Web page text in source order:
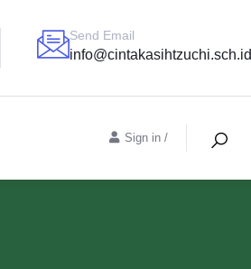
Send Email
info@cintakasihtzuchi.sch.id
Sign in /